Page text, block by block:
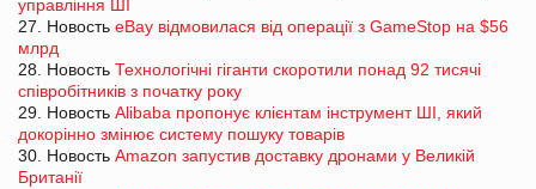
управління ШІ
27. Новость eBay відмовилася від операції з GameStop на $56
млрд
28. Новость Технологічні гіганти скоротили понад 92 тисячі
співробітників з початку року
29. Новость Alibaba пропонує клієнтам інструмент ШІ, який
докорінно змінює систему пошуку товарів
30. Новость Amazon запустив доставку дронами у Великій
Британії